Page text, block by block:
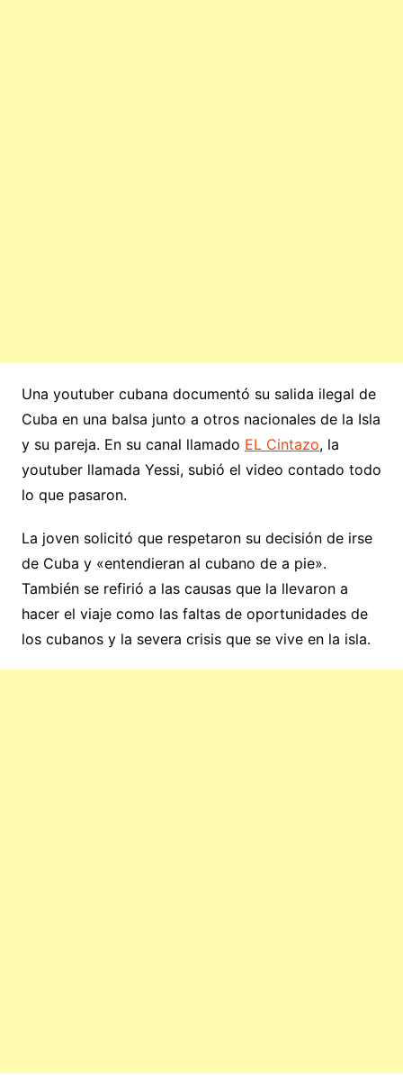
Una youtuber cubana documentó su salida ilegal de
Cuba en una balsa junto a otros nacionales de la Isla
y su pareja. En su canal llamado EL Cintazo, la
youtuber llamada Yessi, subió el video contado todo
lo que pasaron.
La joven solicitó que respetaron su decisión de irse
de Cuba y «entendieran al cubano de a pie».
También se refirió a las causas que la llevaron a
hacer el viaje como las faltas de oportunidades de
los cubanos y la severa crisis que se vive en la isla.